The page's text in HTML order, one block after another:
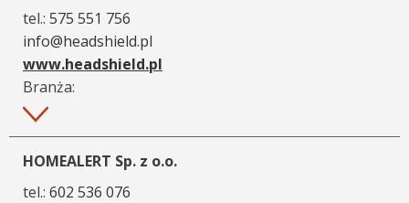
tel.: 575 551 756
info@headshield.pl
www.headshield.pl
Branża:
Więcej
HOMEALERT Sp. z o.o.
tel.: 602 536 076